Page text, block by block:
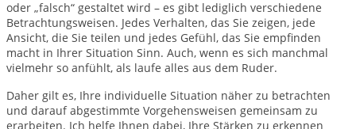
oder „falsch“ gestaltet wird – es gibt lediglich verschiedene
Betrachtungsweisen. Jedes Verhalten, das Sie zeigen, jede
Ansicht, die Sie teilen und jedes Gefühl, das Sie empfinden
macht in Ihrer Situation Sinn. Auch, wenn es sich manchmal
vielmehr so anfühlt, als laufe alles aus dem Ruder.
Daher gilt es, Ihre individuelle Situation näher zu betrachten
und darauf abgestimmte Vorgehensweisen gemeinsam zu
erarbeiten. Ich helfe Ihnen dabei, Ihre Stärken zu erkennen